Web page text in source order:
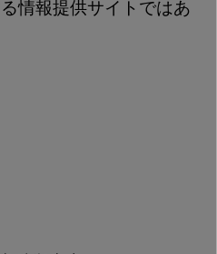
情報提供サイトではあ